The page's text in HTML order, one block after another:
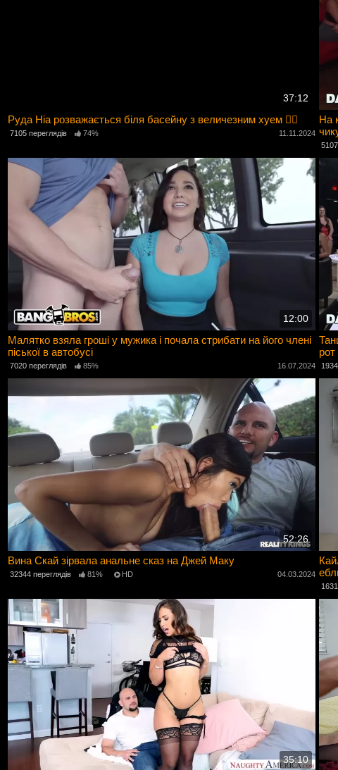
37:12
Руда Ніа розважається біля басейну з величезним хуем 🏊‍♀️
7105 переглядів 74% 11.11.2024
На
12:00
Малятко взяла гроші у мужика і почала стрибати на його члені
піської в автобусі
7020 переглядів 85% 16.07.2024
рот
52:26
Вина Скай зірвала анальне сказ на Джей Маку
32344 переглядів 81% HD 04.03.2024
35:10